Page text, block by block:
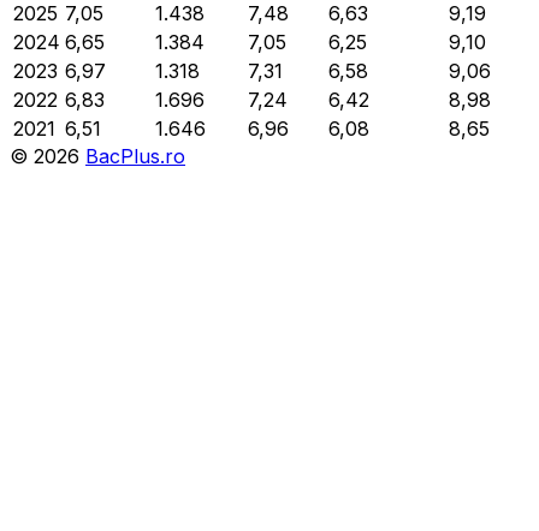
2025 7,05 1.438 7,48 6,63
9,19
2024 6,65 1.384 7,05 6,25
9,10
2023 6,97 1.318 7,31 6,58
9,06
2022 6,83 1.696 7,24 6,42
8,98
2021 6,51 1.646 6,96 6,08
8,65
© 2026 BacPlus.ro